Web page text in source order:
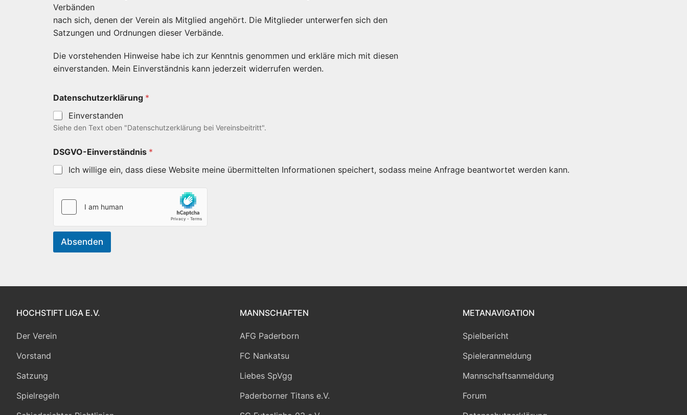
Verbänden
nach sich, denen der Verein als Mitglied angehört. Die Mitglieder unterwerfen sich den
Satzungen und Ordnungen dieser Verbände.
Die vorstehenden Hinweise habe ich zur Kenntnis genommen und erkläre mich mit diesen
einverstanden. Mein Einverständnis kann jederzeit widerrufen werden.
Datenschutzerklärung *
Einverstanden
Siehe den Text oben "Datenschutzerklärung bei Vereinsbeitritt".
DSGVO-Einverständnis *
Ich willige ein, dass diese Website meine übermittelten Informationen speichert, sodass meine Anfrage beantwortet werden kann.
Absenden
HOCHSTIFT LIGA E.V.
Der Verein
Vorstand
Satzung
Spielregeln
MANNSCHAFTEN
AFG Paderborn
FC Nankatsu
Liebes SpVgg
Paderborner Titans e.V.
METANAVIGATION
Spielbericht
Spieleranmeldung
Mannschaftsanmeldung
Forum